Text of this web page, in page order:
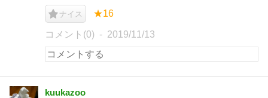
ナイス ★16
コメント(0) 2019/11/13
kuukazoo